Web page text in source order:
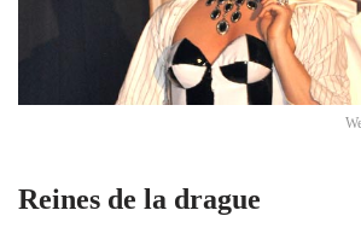
Reines de la drague